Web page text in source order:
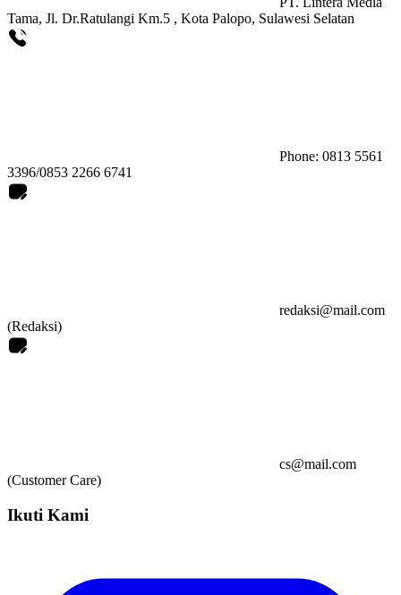
Tama, Jl. Dr.Ratulangi Km.5 , Kota Palopo, Sulawesi Selatan
Phone: 0813 5561
3396/0853 2266 6741
redaksi@mail.com
(Redaksi)
cs@mail.com
(Customer Care)
Ikuti Kami